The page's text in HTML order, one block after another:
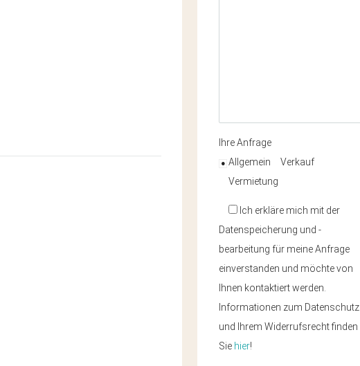
Ihre Anfrage
Allgemein
Verkauf
Vermietung
Ich erkläre mich mit der
Datenspeicherung und -
bearbeitung für meine Anfrage
einverstanden und möchte von
Ihnen kontaktiert werden.
Informationen zum Datenschutz
und Ihrem Widerrufsrecht finden
Sie hier!